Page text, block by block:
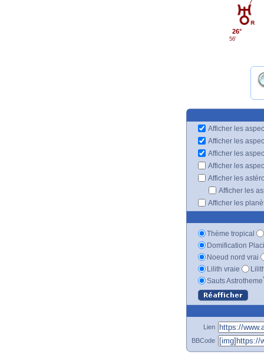
26°
56'
Afficher les
Afficher les
Afficher les
Afficher les
Afficher les
Afficher les
Afficher les
Thème tropical
Domification
Noeud nord vrai
Lilith vraie
Sauts Astrotheme
Lien
BBCode